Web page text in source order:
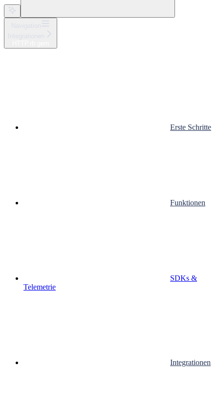
Erste Schritte
Funktionen
SDKs &
Telemetrie
Integrationen